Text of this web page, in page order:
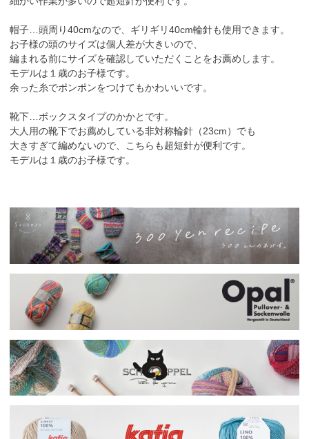
帽子…頭周り40cmなので、ギリギリ40cm輪針も使用できます。
お子様の頭のサイズは個人差が大きいので、
編まれる前にサイズを確認していただくことをお薦めします。
モデルは１歳のお子様です。
余った糸でポンポンをつけてもかわいいです。
靴下…ボックスタイプのかかとです。
大人用の靴下でお薦めしている非対称輪針（23cm）でも
大きすぎて編めないので、こちらも超短針が便利です。
モデルは１歳のお子様です。